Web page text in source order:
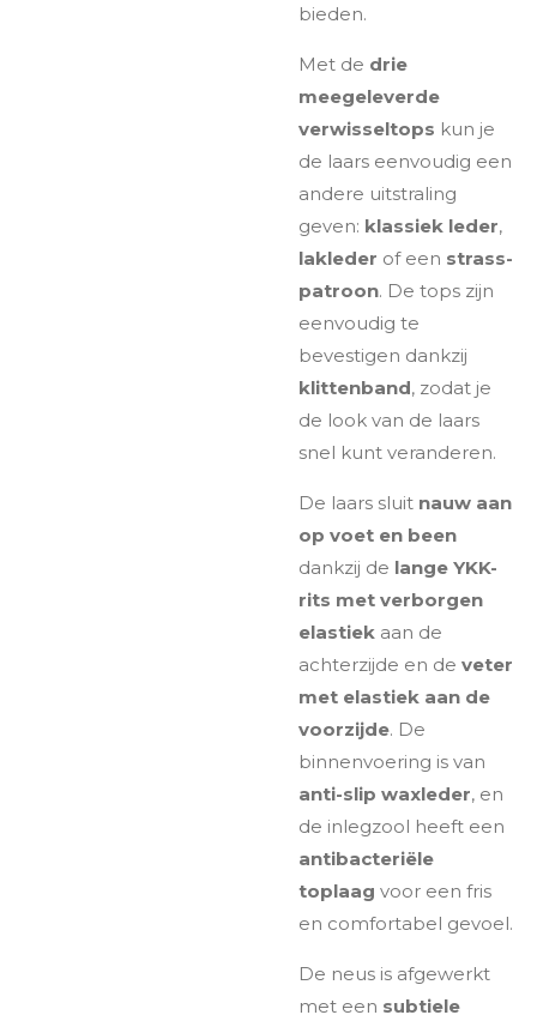
bieden.
Met de drie
meegeleverde
verwisseltops kun je
de laars eenvoudig een
andere uitstraling
geven: klassiek leder,
lakleder of een strass-
patroon. De tops zijn
eenvoudig te
bevestigen dankzij
klittenband, zodat je
de look van de laars
snel kunt veranderen.
De laars sluit nauw aan
op voet en been
dankzij de lange YKK-
rits met verborgen
elastiek aan de
achterzijde en de veter
met elastiek aan de
voorzijde. De
binnenvoering is van
anti-slip waxleder, en
de inlegzool heeft een
antibacteriële
toplaag voor een fris
en comfortabel gevoel.
De neus is afgewerkt
met een subtiele